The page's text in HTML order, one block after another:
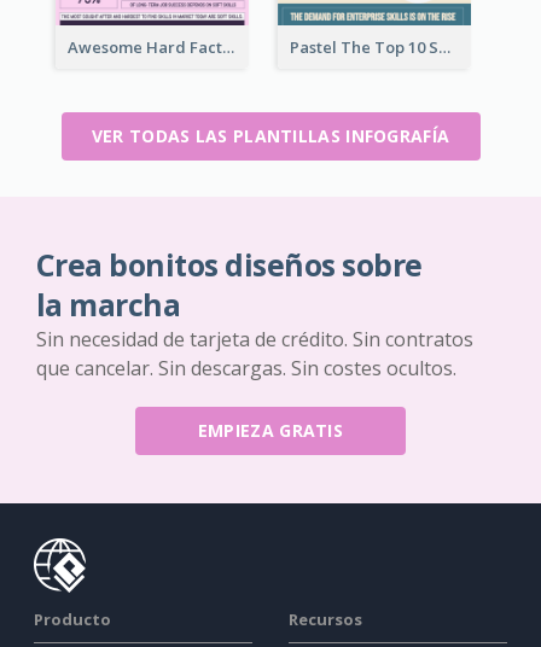
Awesome Hard Facts About Software Skills Infographic Design Pastel The Top 10 Soft Skills Infographic Design
VER TODAS LAS PLANTILLAS INFOGRAFÍA
Crea bonitos diseños sobre
la marcha
Sin necesidad de tarjeta de crédito. Sin contratos
que cancelar. Sin descargas. Sin costes ocultos.
EMPIEZA GRATIS
Producto Recursos